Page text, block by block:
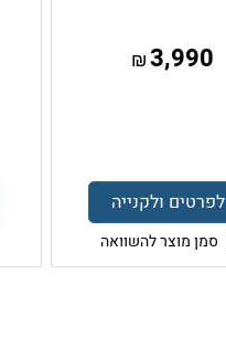
3,990
₪
לפרטים ולקנייה
סמן מוצר להשוואה